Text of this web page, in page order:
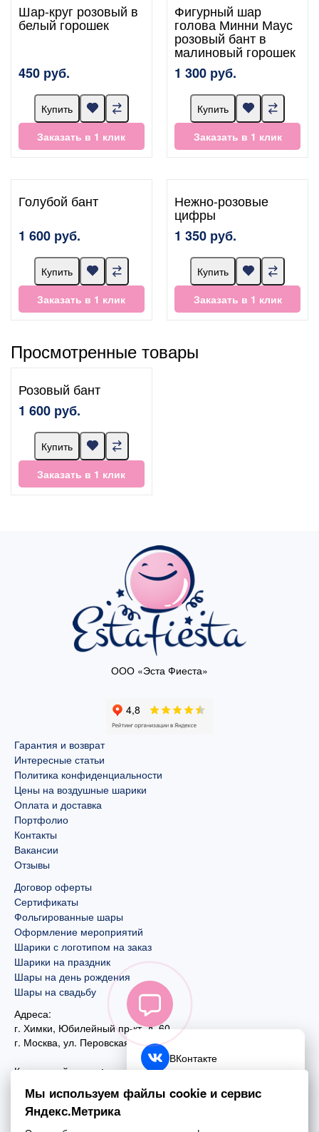
Шар-круг розовый в
белый горошек
450 руб.
Купить
Заказать в 1 клик
Фигурный шар
голова Минни Маус
розовый бант в
малиновый горошек
1 300 руб.
Купить
Заказать в 1 клик
Голубой бант
1 600 руб.
Купить
Заказать в 1 клик
Нежно-розовые
цифры
1 350 руб.
Купить
Заказать в 1 клик
Просмотренные товары
Розовый бант
1 600 руб.
Купить
Заказать в 1 клик
ООО «Эста Фиеста»
Гарантия и возврат
Интересные статьи
Политика конфиденциальности
Цены на воздушные шарики
Оплата и доставка
Портфолио
Контакты
Вакансии
Отзывы
Договор оферты
Сертификаты
Фольгированные шары
Оформление мероприятий
Шарики с логотипом на заказ
Шарики на праздник
Шары на день рождения
Шары на свадьбу
Адреса:
г. Химки, Юбилейный пр-кт, д. 60
г. Москва, ул. Перовская, д. 59
Контактный номер:
+7 (495) 970-44-75
Почта:
ВКонтакте
Telegram
Мы используем файлы cookie и сервис
Яндекс.Метрика